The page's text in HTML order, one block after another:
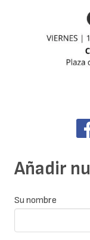
Añadir
Su nombre